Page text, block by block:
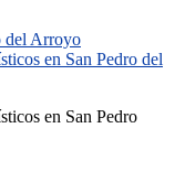
en San Pedro del
en San Pedro